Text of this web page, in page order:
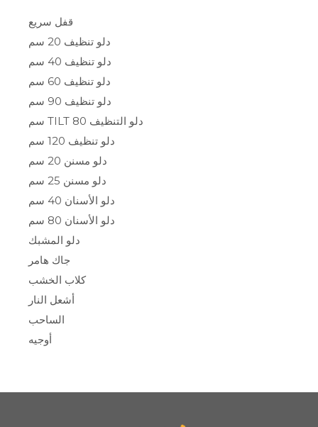
قفل سريع
دلو تنظيف 20 سم
دلو تنظيف 40 سم
دلو تنظيف 60 سم
دلو تنظيف 90 سم
دلو التنظيف TILT 80 سم
دلو تنظيف 120 سم
دلو مسنن 20 سم
دلو مسنن 25 سم
دلو الأسنان 40 سم
دلو الأسنان 80 سم
دلو المشبك
جاك هامر
كلاب الخشب
أشعل النار
الساحب
أوجيه